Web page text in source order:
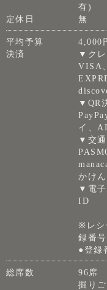
有)
定休日
無
平均予算
4,000
決済
▼クレ
VISA
▼QR
イ、
▼交
かけん
▼電子
ID
※レシ
録番
●登録
総席数
96席
掘り